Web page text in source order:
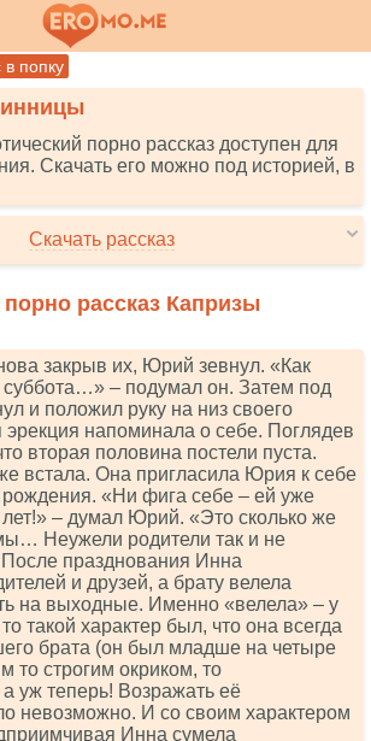
в попку
порно рассказ доступен для
Скачать его можно под историей, в
Скачать рассказ
рассказ Капризы
закрыв их, Юрий зевнул. «Как
– подумал он. Затем под
и положил руку на низ своего
эрекция напоминала о себе. Поглядев
вторая половина постели пуста.
встала. Она пригласила Юрия к себе
рождения. «Ни фига себе – ей уже
– думал Юрий. «Это сколько же
Неужели родители так и не
празднования Инна
и друзей, а брату велела
на выходные. Именно «велела» – у
такой характер был, что она всегда
брата (он был младше на четыре
то строгим окриком, то
уж теперь! Возражать её
невозможно. И со своим характером
Инна сумела